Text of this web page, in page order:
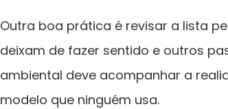
Outra boa prática é revisar a lista
deixam de fazer sentido e outros
ambiental deve acompanhar a
modelo que ninguém usa.